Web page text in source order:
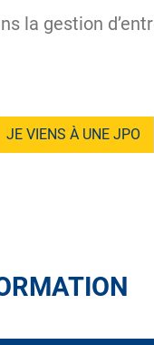
la gestion
JE VIENS À UNE JPO